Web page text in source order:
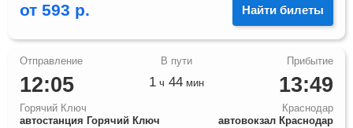
от 593 р. Найти билеты
12:05
Горячий Ключ
автостанция Горячий Ключ
13:49
Краснодар
автовокзал Краснодар
1 ч 44 мин